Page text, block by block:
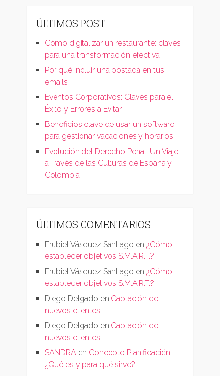
ÚLTIMOS POST
Cómo digitalizar un restaurante: claves
para una transformación efectiva
Por qué incluir una postada en tus
emails
Eventos Corporativos: Claves para el
Éxito y Errores a Evitar
Beneficios clave de usar un software
para gestionar vacaciones y horarios
Evolución del Derecho Penal: Un Viaje
a Través de las Culturas de España y
Colombia
ÚLTIMOS COMENTARIOS
Erubiel Vásquez Santiago en ¿Cómo
establecer objetivos S.M.A.R.T.?
Erubiel Vásquez Santiago en ¿Cómo
establecer objetivos S.M.A.R.T.?
Diego Delgado en Captación de
nuevos clientes
Diego Delgado en Captación de
nuevos clientes
SANDRA en Concepto Planificación,
¿Qué es y para qué sirve?